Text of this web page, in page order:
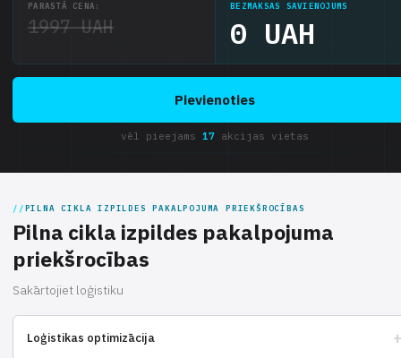
PARASTĀ CENA:
1997 UAH
BEZMAKSAS SAVIENOJUMS
0 UAH
Pievienoties
vēl pieejams 17 akcijas vietas
PILNA CIKLA IZPILDES PAKALPOJUMA PRIEKŠROCĪBAS
Pilna cikla izpildes pakalpojuma
priekšrocības
Sakārtojiet loģistiku
Loģistikas optimizācija